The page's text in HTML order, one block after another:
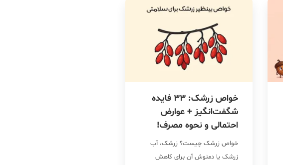
خواص زرشک: 33 فایده
شگفت‌انگیز + عوارض
احتمالی و نحوه مصرف!
خواص زرشک چیست؟ زرشک، آب
زرشک یا دمنوش آن برای کاهش